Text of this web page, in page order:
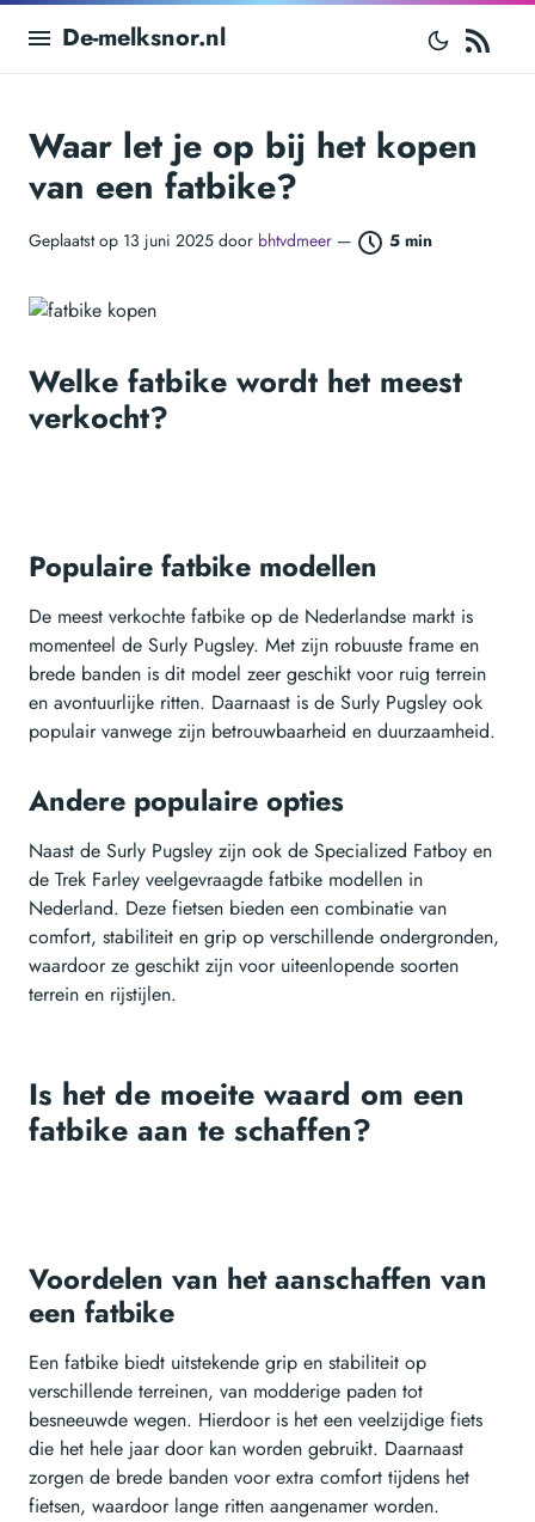
De-melksnor.nl
Waar let je op bij het kopen
van een fatbike?
Geplaatst op 13 juni 2025 door bhtvdmeer — 5 min
Welke fatbike wordt het meest
verkocht?
Populaire fatbike modellen
De meest verkochte fatbike op de Nederlandse markt is
momenteel de Surly Pugsley. Met zijn robuuste frame en
brede banden is dit model zeer geschikt voor ruig terrein
en avontuurlijke ritten. Daarnaast is de Surly Pugsley ook
populair vanwege zijn betrouwbaarheid en duurzaamheid.
Andere populaire opties
Naast de Surly Pugsley zijn ook de Specialized Fatboy en
de Trek Farley veelgevraagde fatbike modellen in
Nederland. Deze fietsen bieden een combinatie van
comfort, stabiliteit en grip op verschillende ondergronden,
waardoor ze geschikt zijn voor uiteenlopende soorten
terrein en rijstijlen.
Is het de moeite waard om een
fatbike aan te schaffen?
Voordelen van het aanschaffen van
een fatbike
Een fatbike biedt uitstekende grip en stabiliteit op
verschillende terreinen, van modderige paden tot
besneeuwde wegen. Hierdoor is het een veelzijdige fiets
die het hele jaar door kan worden gebruikt. Daarnaast
zorgen de brede banden voor extra comfort tijdens het
fietsen, waardoor lange ritten aangenamer worden.